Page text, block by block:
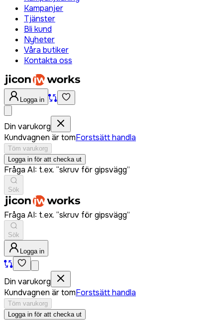
Kampanjer
Tjänster
Bli kund
Nyheter
Våra butiker
Kontakta oss
Logga in
Din varukorg
Kundvagnen är tomForstsätt handla
Töm varukorg
Logga in för att checka ut
Fråga AI: t.ex. “skruv för gipsvägg”
Sök
Fråga AI: t.ex. “skruv för gipsvägg”
Sök
Logga in
Din varukorg
Kundvagnen är tomForstsätt handla
Töm varukorg
Logga in för att checka ut